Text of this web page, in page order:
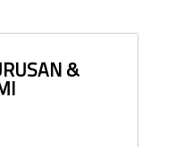
&